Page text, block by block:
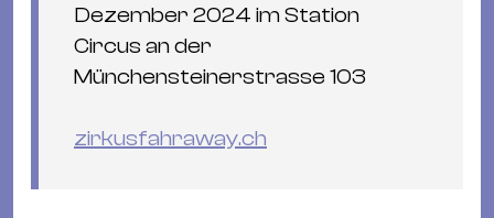
Dezember 2024 im Station
Circus an der
Münchensteinerstrasse 103
zirkusfahraway.ch